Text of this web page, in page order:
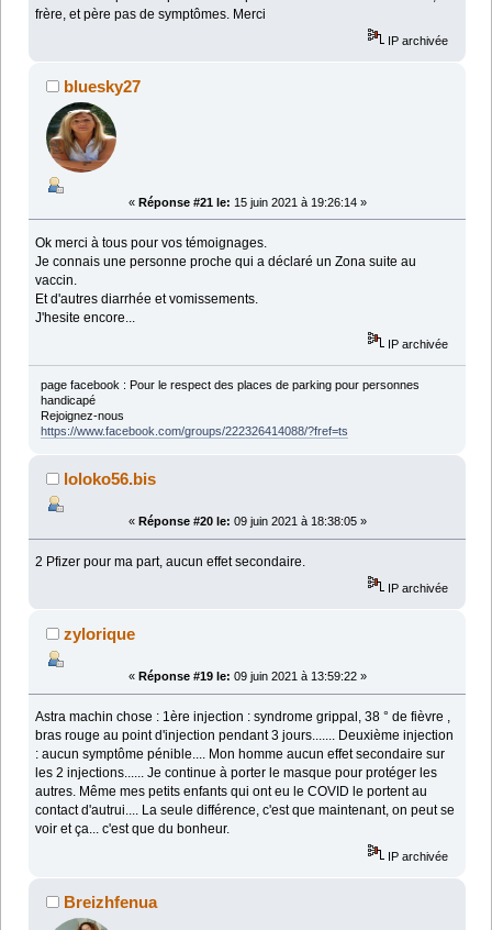
frère, et père pas de symptômes. Merci
IP archivée
bluesky27
« Réponse #21 le: 15 juin 2021 à 19:26:14 »
Ok merci à tous pour vos témoignages.
Je connais une personne proche qui a déclaré un Zona suite au
vaccin.
Et d'autres diarrhée et vomissements.
J'hesite encore...
IP archivée
page facebook : Pour le respect des places de parking pour personnes
handicapé
Rejoignez-nous
https://www.facebook.com/groups/222326414088/?fref=ts
loloko56.bis
« Réponse #20 le: 09 juin 2021 à 18:38:05 »
2 Pfizer pour ma part, aucun effet secondaire.
IP archivée
zylorique
« Réponse #19 le: 09 juin 2021 à 13:59:22 »
Astra machin chose : 1ère injection : syndrome grippal, 38 ° de fièvre ,
bras rouge au point d'injection pendant 3 jours....... Deuxième injection
: aucun symptôme pénible.... Mon homme aucun effet secondaire sur
les 2 injections...... Je continue à porter le masque pour protéger les
autres. Même mes petits enfants qui ont eu le COVID le portent au
contact d'autrui.... La seule différence, c'est que maintenant, on peut se
voir et ça... c'est que du bonheur.
IP archivée
Breizhfenua